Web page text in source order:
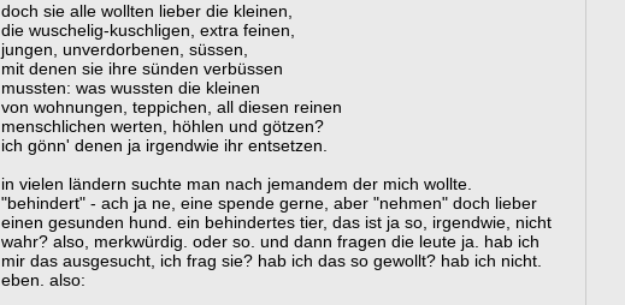
doch sie alle wollten lieber die kleinen,
die wuschelig-kuschligen, extra feinen,
jungen, unverdorbenen, süssen,
mit denen sie ihre sünden verbüssen
mussten: was wussten die kleinen
von wohnungen, teppichen, all diesen reinen
menschlichen werten, höhlen und götzen?
ich gönn' denen ja irgendwie ihr entsetzen.
in vielen ländern suchte man nach jemandem der mich wollte.
"behindert" - ach ja ne, eine spende gerne, aber "nehmen" doch lieber
einen gesunden hund. ein behindertes tier, das ist ja so, irgendwie, nicht
wahr? also, merkwürdig. oder so. und dann fragen die leute ja. hab ich
mir das ausgesucht, ich frag sie? hab ich das so gewollt? hab ich nicht.
eben. also: